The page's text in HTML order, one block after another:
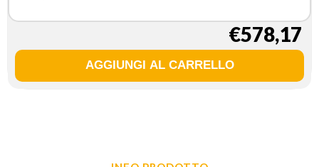
€578,17